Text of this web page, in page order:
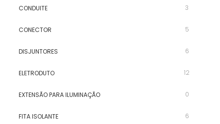
CONDUITE 3
CONECTOR 5
DISJUNTORES 6
ELETRODUTO 12
EXTENSÃO PARA ILUMINAÇÃO 0
FITA ISOLANTE 6